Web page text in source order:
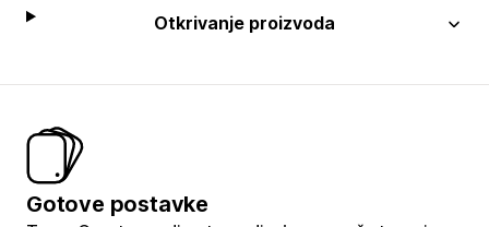
Otkrivanje proizvoda
Gotove postavke